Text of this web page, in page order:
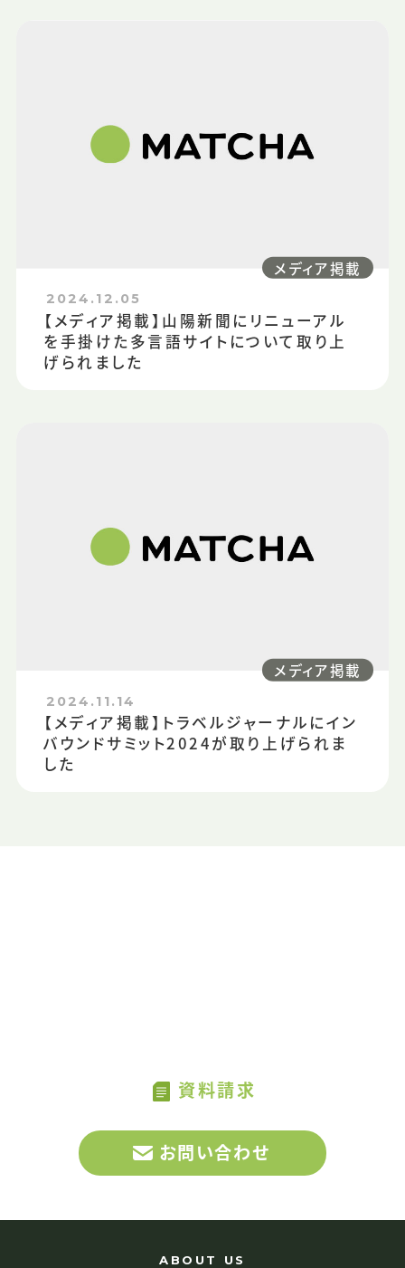
メディア掲載
2024.12.05
【メディア掲載】山陽新聞にリニューアル
を手掛けた多言語サイトについて取り上
げられました
メディア掲載
2024.11.14
【メディア掲載】トラベルジャーナルにイン
バウンドサミット2024が取り上げられま
した
US
資料請求
お問い合わせ
ABOUT US